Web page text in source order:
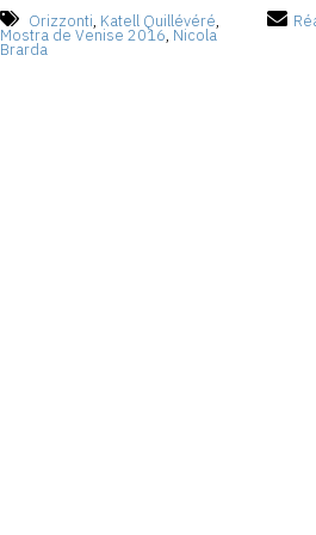
Orizzonti, Katell Quillévéré,
Mostra de Venise 2016, Nicola
Brarda